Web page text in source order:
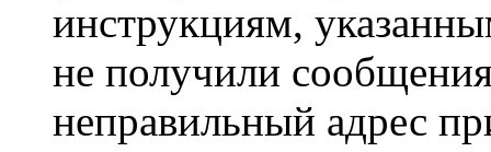
инструкциям,
не получили
неправильный адрес